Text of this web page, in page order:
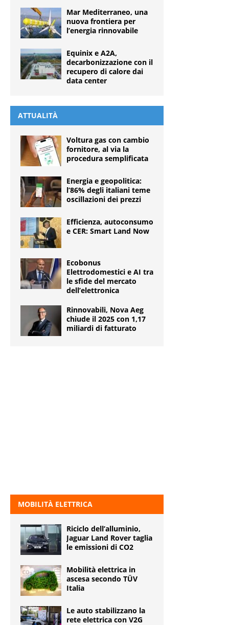
Mar Mediterraneo, una
nuova frontiera per
l’energia rinnovabile
Equinix e A2A,
decarbonizzazione con il
recupero di calore dai
data center
ATTUALITÀ
Voltura gas con cambio
fornitore, al via la
procedura semplificata
Energia e geopolitica:
l’86% degli italiani teme
oscillazioni dei prezzi
Efficienza, autoconsumo
e CER: Smart Land Now
Ecobonus
Elettrodomestici e AI tra
le sfide del mercato
dell’elettronica
Rinnovabili, Nova Aeg
chiude il 2025 con 1,17
miliardi di fatturato
MOBILITÀ ELETTRICA
Riciclo dell’alluminio,
Jaguar Land Rover taglia
le emissioni di CO2
Mobilità elettrica in
ascesa secondo TÜV
Italia
Le auto stabilizzano la
rete elettrica con V2G